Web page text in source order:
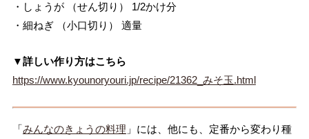
・しょうが （せん切り） 1/2かけ分
・細ねぎ （小口切り） 適量
▼詳しい作り方はこちら
https://www.kyounoryouri.jp/recipe/21362_みそ玉.html
「みんなのきょうの料理 」には、他にも、定番から変わり種